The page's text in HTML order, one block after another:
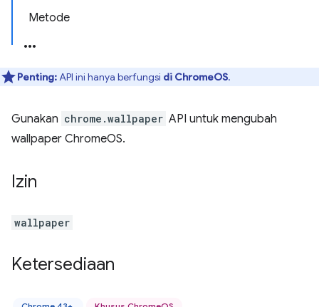
Metode
Penting:API ini hanya berfungsi di ChromeOS.
Gunakan chrome.wallpaper API untuk mengubah
wallpaper ChromeOS.
Izin
wallpaper
Ketersediaan